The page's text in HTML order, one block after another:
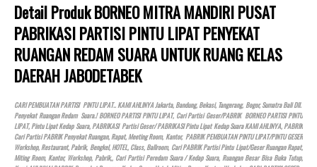
Detail Produk BORNEO MITRA MANDIRI PUSAT
PABRIKASI PARTISI PINTU LIPAT PENYEKAT
RUANGAN REDAM SUARA UNTUK RUANG KELAS
DAERAH JABODETABEK
CARI PEMBUATAN PARTISI PINTU LIPAT.. KAMI AHLINYA Jakarta, Bandung, Bekasi, Tangerang, Bogor, Sumatra Bali Dll.
Penyekat Ruangan Redam Suara.! BORNEO PARTISI PINTU LIPAT, Cari Partisi Geser/PABRIK BORNEO PARTISI PINTU
LIPAT, Pintu Lipat Kedap Suara, PABRIKASI Partisi Geser/ PABRIKASI Pintu Lipat Kedap Suara KAMI AHLINYA, PABRIK
Cari Partisi PABRIK Penyekat Ruangan, Rapat, Meeting Room, Kantor, PABRIK PEMBUATAN PINTU LIPAT/PINTU GESER
Workshop, Restaurant, Pabrik, Bengkel,HOTEL, Class, Ballroom, Cari PABRIK Partisi Pintu Lipat/Geser Ruangan Rapat,
Miting Room, Kantor, Workshop, Pabrik,, Cari Partisi Peredam Suara / Kedap Suara, Ruangan Besar Bisa Buka Tutup,